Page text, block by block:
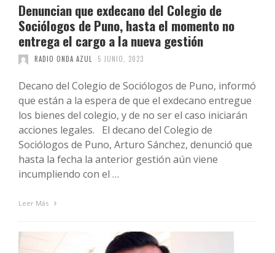
Denuncian que exdecano del Colegio de
Sociólogos de Puno, hasta el momento no
entrega el cargo a la nueva gestión
RADIO ONDA AZUL 5 JUNIO, 2023
Decano del Colegio de Sociólogos de Puno, informó
que están a la espera de que el exdecano entregue
los bienes del colegio, y de no ser el caso iniciarán
acciones legales. El decano del Colegio de
Sociólogos de Puno, Arturo Sánchez, denunció que
hasta la fecha la anterior gestión aún viene
incumpliendo con el …
Leer Más